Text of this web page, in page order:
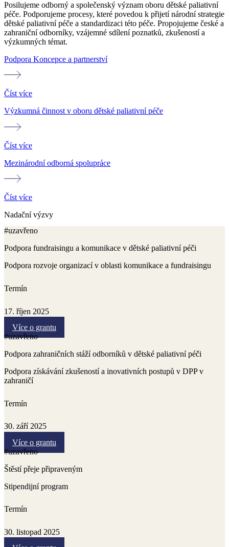
Posilujeme odborný a společenský význam oboru dětské paliativní
péče. Podporujeme procesy, které povedou k přijetí národní strategie
dětské paliativní péče a standardizaci této péče. Propojujeme české a
zahraniční odborníky, vzájemné sdílení poznatků, zkušeností a
výzkumných témat.
Podpora Koncepce a partnerství
Číst více
Výzkumná činnost v oboru dětské paliativní péče
Číst více
Mezinárodní odborná spolupráce
Číst více
Nadační výzvy
#uzavřeno
Podpora fundraisingu a komunikace v dětské paliativní péči
Podpora rozvoje organizací v oblasti komunikace a fundraisingu
Termín
17. říjen 2025
Více o grantu
#uzavřeno
Podpora zahraničních stáží odborníků v dětské paliativní péči
Podpora získávání zkušeností a inovativních postupů v DPP v
zahraničí
Termín
30. září 2025
Více o grantu
#uzavřeno
Štěstí přeje připraveným
Stipendijní program
Termín
30. listopad 2025